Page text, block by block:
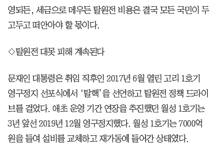
영되든, 세금으로 메우든 탈원전 비용은 결국 모든 국민이 두
고두고 떠안아야 할 몫이다.
◇탈원전 대못 피해 계속된다
문재인 대통령은 취임 직후인 2017년 6월 열린 고리 1호기
영구정지 선포식에서 ‘탈핵’을 선언하고 탈원전 정책 드라이
브를 걸었다. 애초 운영 기간 연장을 추진했던 월성 1호기는
3년 앞선 2019년 12월 영구정지했다. 월성 1호기는 7000억
원을 들여 설비를 교체하고 재가동에 들어간 상태였다.